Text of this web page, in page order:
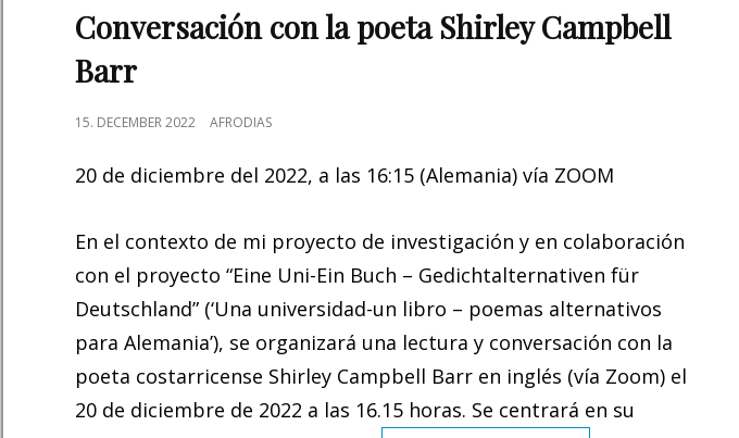
LINKS
Conversación con la poeta Shirley Campbell
Barr
POSTED
15. DECEMBER 2022 AFRODIAS
20 de diciembre del 2022, a las 16:15 (Alemania) vía ZOOM
En el contexto de mi proyecto de investigación y en colaboración
con el proyecto “Eine Uni-Ein Buch – Gedichtalternativen für
Deutschland” (‘Una universidad-un libro – poemas alternativos
para Alemania’), se organizará una lectura y conversación con la
poeta costarricense Shirley Campbell Barr en inglés (vía Zoom) el
20 de diciembre de 2022 a las 16.15 horas. Se centrará en su